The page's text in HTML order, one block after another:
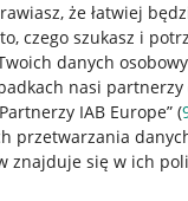
że łatwiej
czego szukasz i
danych
nasi partnerzy
IAB Europe” (
przetwarzania
znajduje się w ich